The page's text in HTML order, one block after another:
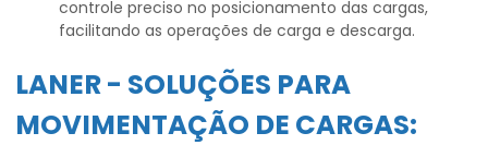
controle preciso no posicionamento das cargas,
facilitando as operações de carga e descarga.
LANER - SOLUÇÕES PARA
MOVIMENTAÇÃO DE CARGAS: